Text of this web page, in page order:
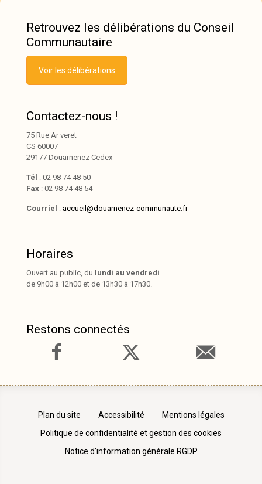
Retrouvez les délibérations du Conseil
Communautaire
Voir les délibérations
Contactez-nous !
75 Rue Ar veret
CS 60007
29177 Douarnenez Cedex
Tél : 02 98 74 48 50
Fax : 02 98 74 48 54
Courriel : accueil@douarnenez-communaute.fr
Horaires
Ouvert au public, du lundi au vendredi
de 9h00 à 12h00 et de 13h30 à 17h30.
Restons connectés
Plan du site Accessibilité
Mentions légales
Politique de confidentialité et gestion des cookies
Notice d’information générale RGDP